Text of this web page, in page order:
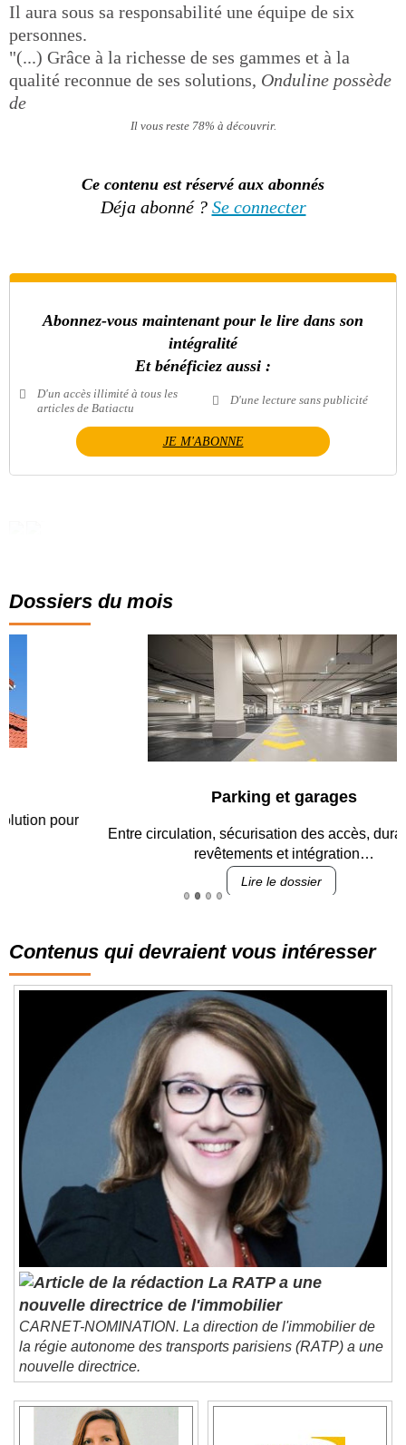
Il aura sous sa responsabilité une équipe de six
personnes.
"(...) Grâce à la richesse de ses gammes et à la
qualité reconnue de ses solutions, Onduline possède
de
Il vous reste 78% à découvrir.
Ce contenu est réservé aux abonnés
Déja abonné ? Se connecter
Abonnez-vous maintenant pour le lire dans son
intégralité
Et bénéficiez aussi :
D'un accès illimité à tous les
articles de Batiactu
D'une lecture sans publicité
JE M'ABONNE
Dossiers du mois
Parking et garages
Entre circulation, sécurisation des accès, durabilité des
revêtements et intégration…
Contenus qui devraient vous intéresser
La RATP a une
nouvelle directrice de l'immobilier
CARNET-NOMINATION. La direction de l'immobilier de
la régie autonome des transports parisiens (RATP) a une
nouvelle directrice.